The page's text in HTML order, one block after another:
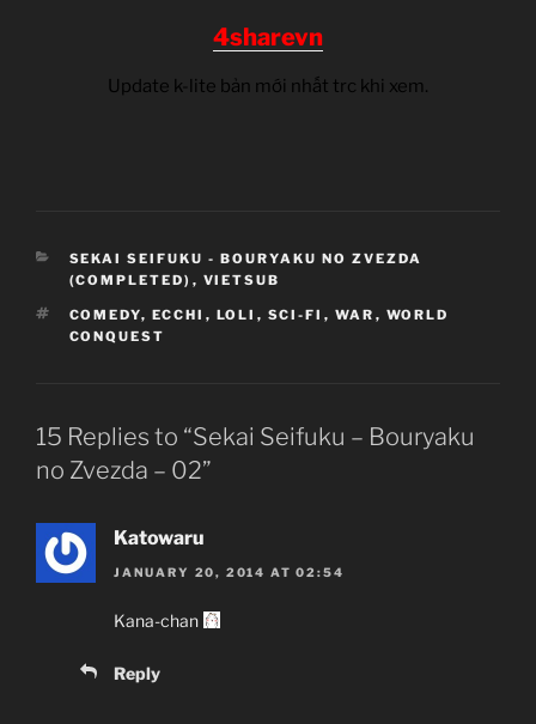
4sharevn
Update k-lite bản mới nhất trc khi xem.
CATEGORIES
SEKAI SEIFUKU - BOURYAKU NO ZVEZDA
(COMPLETED) , VIETSUB
TAGS
COMEDY, ECCHI , LOLI , SCI-FI , WAR , WORLD
CONQUEST
15 Replies to “Sekai Seifuku – Bouryaku
no Zvezda – 02”
Katowaru
JANUARY 20, 2014 AT 02:54
Kana-chan
Reply